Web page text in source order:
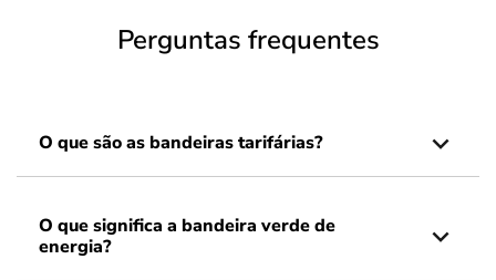
Perguntas frequentes
O que são as bandeiras tarifárias?
O que significa a bandeira verde de
energia?